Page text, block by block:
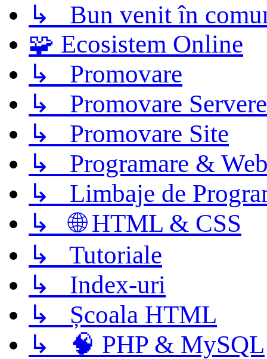
↳ Bun venit în
🧩 Ecosistem Online
↳ Promovare
↳ Promovare Servere
↳ Promovare Site
↳ Programare &
↳ Limbaje de
↳ 🌐 HTML & CSS
↳ Tutoriale
↳ Index-uri
↳ Școala HTML
↳ 🧠 PHP & MySQL